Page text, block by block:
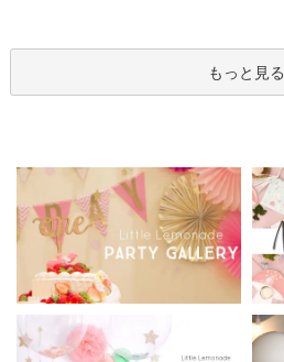
もっと見る